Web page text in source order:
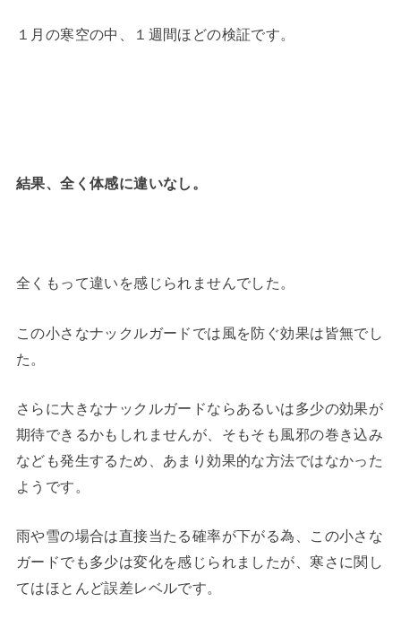
１月の寒空の中、１週間ほどの検証です。
結果、全く体感に違いなし。
全くもって違いを感じられませんでした。
この小さなナックルガードでは風を防ぐ効果は皆無でし
た。
さらに大きなナックルガードならあるいは多少の効果が
期待できるかもしれませんが、そもそも風邪の巻き込み
なども発生するため、あまり効果的な方法ではなかった
ようです。
雨や雪の場合は直接当たる確率が下がる為、この小さな
ガードでも多少は変化を感じられましたが、寒さに関し
てはほとんど誤差レベルです。